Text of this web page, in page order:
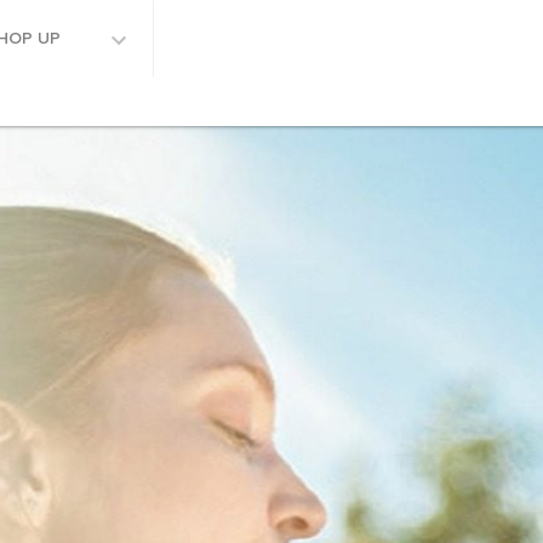
UP